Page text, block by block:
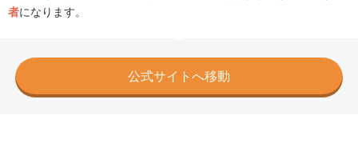
者になります。
公式サイトへ移動